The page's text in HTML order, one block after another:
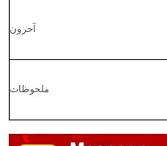
آحرون
ملحوظات